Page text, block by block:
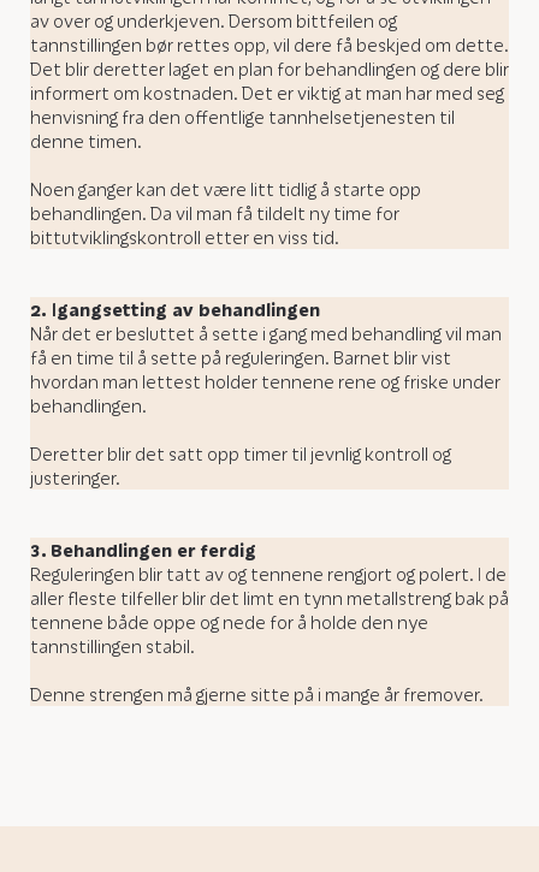
av over og underkjeven. Dersom bittfeilen og
tannstillingen bør rettes opp, vil dere få beskjed om dette.
Det blir deretter laget en plan for behandlingen og dere blir
informert om kostnaden. Det er viktig at man har med seg
henvisning fra den offentlige tannhelsetjenesten til
denne timen.
Noen ganger kan det være litt tidlig å starte opp
behandlingen. Da vil man få tildelt ny time for
bittutviklingskontroll etter en viss tid.
2. Igangsetting av behandlingen
Når det er besluttet å sette i gang med behandling vil man
få en time til å sette på reguleringen. Barnet blir vist
hvordan man lettest holder tennene rene og friske under
behandlingen.
Deretter blir det satt opp timer til jevnlig kontroll og
justeringer.
3. Behandlingen er ferdig
Reguleringen blir tatt av og tennene rengjort og polert. I de
aller fleste tilfeller blir det limt en tynn metallstreng bak på
tennene både oppe og nede for å holde den nye
tannstillingen stabil.
Denne strengen må gjerne sitte på i mange år fremover.